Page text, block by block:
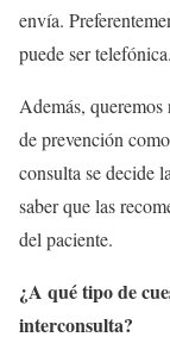
envía.
puede ser telefónica.
Además,
de prevención
consulta se decide
saber que las
del paciente.
¿A qué tipo de
interconsulta?